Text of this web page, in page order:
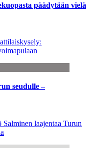
päädytään vielä
seudulle –
laajentaa Turun